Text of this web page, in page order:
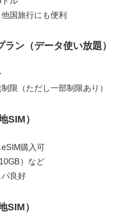
国旅行にも便利
ン（データ使い放題）
限（ただし一部制限あり）
SIM）
購入可
）など
良好
SIM）